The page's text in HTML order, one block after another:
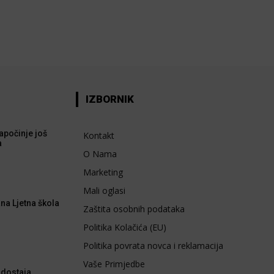
još
Ljetna škola
IZBORNIK
Kontakt
O Nama
Marketing
Mali oglasi
Zaštita osobnih podataka
Politika Kolačića (EU)
Politika povrata novca i reklamacija
Vaše Primjedbe